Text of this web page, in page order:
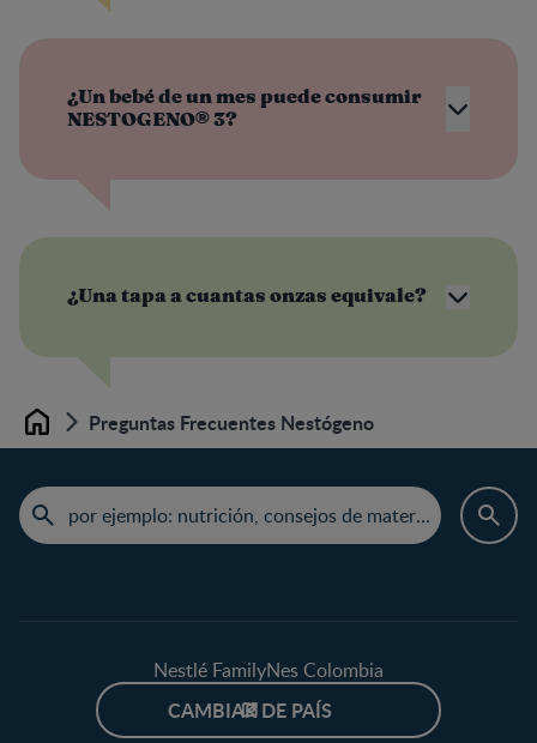
¿Un bebé de un mes puede consumir
NESTOGENO® 3?
¿Una tapa a cuantas onzas equivale?
Home Preguntas Frecuentes Nestógeno
Nestlé FamilyNes Colombia
CAMBIAR DE PAÍS